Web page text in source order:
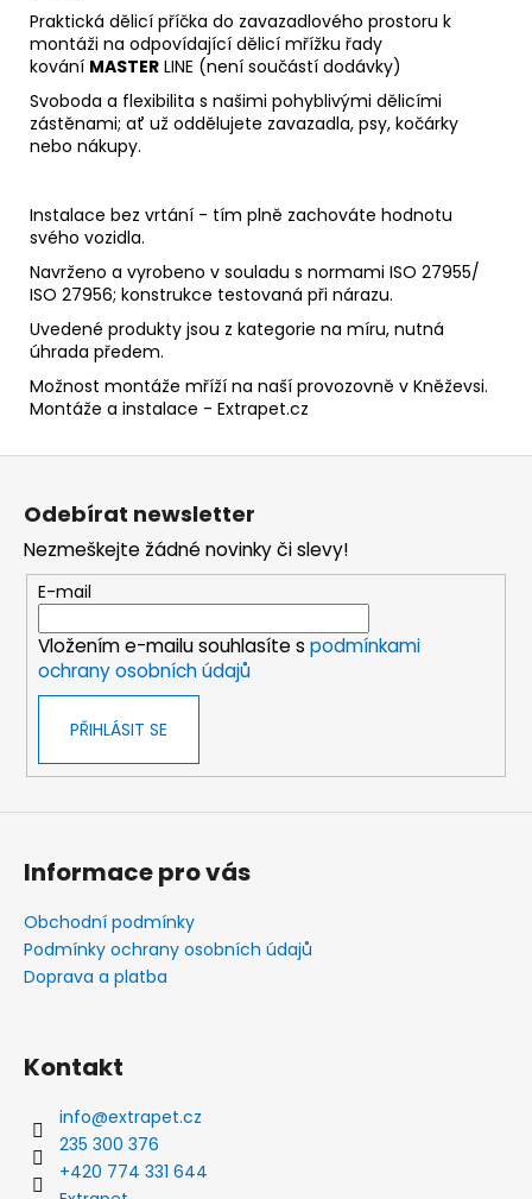
Praktická dělicí příčka do zavazadlového prostoru k
montáži na odpovídající dělicí mřížku řady
kování MASTER LINE (není součástí dodávky)
Svoboda a flexibilita s našimi pohyblivými dělicími
zástěnami; ať už oddělujete zavazadla, psy, kočárky
nebo nákupy.
Instalace bez vrtání - tím plně zachováte hodnotu
svého vozidla.
Navrženo a vyrobeno v souladu s normami ISO 27955/
ISO 27956; konstrukce testovaná při nárazu.
Uvedené produkty jsou z kategorie na míru, nutná
úhrada předem.
Možnost montáže mříží na naší provozovně v Kněževsi.
Montáže a instalace - Extrapet.cz
Z
Odebírat newsletter
Nezmeškejte žádné novinky či slevy!
E-mail
Vložením e-mailu souhlasíte s podmínkami
ochrany osobních údajů
PŘIHLÁSIT SE
Informace pro vás
Obchodní podmínky
Podmínky ochrany osobních údajů
Doprava a platba
Kontakt
info@extrapet.cz
235 300 376
+420 774 331 644